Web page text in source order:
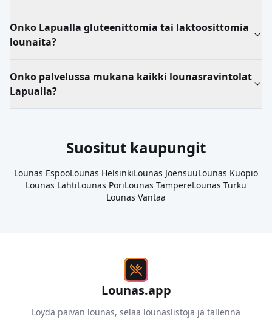
Onko Lapualla gluteenittomia tai laktoosittomia
lounaita?
Onko palvelussa mukana kaikki lounasravintolat
Lapualla?
Suositut kaupungit
Lounas EspooLounas HelsinkiLounas JoensuuLounas Kuopio
Lounas LahtiLounas PoriLounas TampereLounas Turku
Lounas Vantaa
Lounas.app
Löydä päivän lounas, selaa lounaslistoja ja tallenna